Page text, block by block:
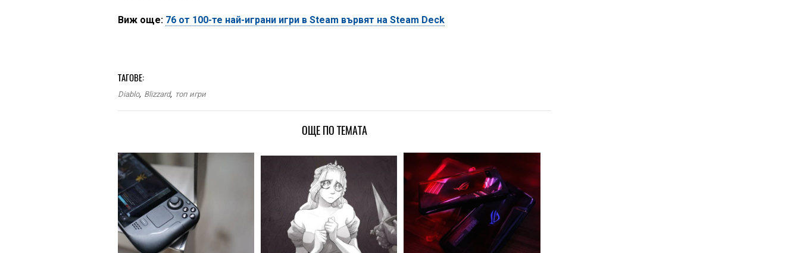
Виж още: 76 от 100-те най-играни игри в Steam вървят на Steam Deck
ТАГОВЕ:
Diablo, Blizzard, топ игри
ОЩЕ ПО ТЕМАТА